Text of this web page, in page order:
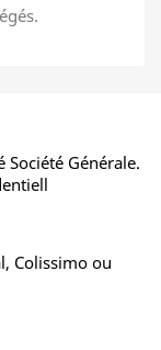
Société Générale.
Colissimo ou